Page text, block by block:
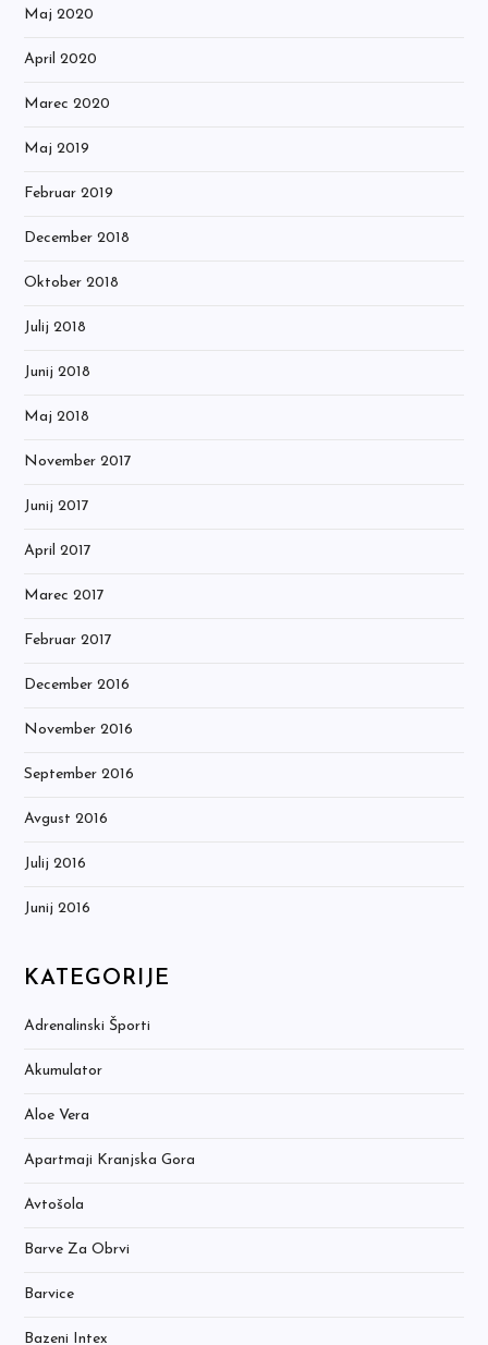
Maj 2020
April 2020
Marec 2020
Maj 2019
Februar 2019
December 2018
Oktober 2018
Julij 2018
Junij 2018
Maj 2018
November 2017
Junij 2017
April 2017
Marec 2017
Februar 2017
December 2016
November 2016
September 2016
Avgust 2016
Julij 2016
Junij 2016
KATEGORIJE
Adrenalinski Športi
Akumulator
Aloe Vera
Apartmaji Kranjska Gora
Avtošola
Barve Za Obrvi
Barvice
Bazeni Intex